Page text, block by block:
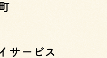
サービス